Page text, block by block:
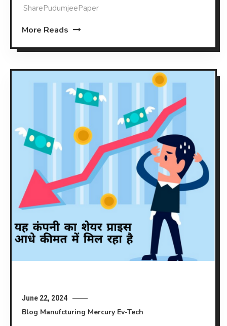
SharePudumjeePaper
More Reads
June 22, 2024
Blog Manufcturing Mercury Ev-Tech